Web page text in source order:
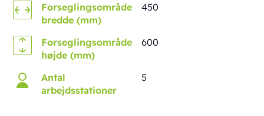
Forseglingsområde
bredde (mm)
450
Forseglingsområde
højde (mm)
600
Antal
arbejdsstationer
5